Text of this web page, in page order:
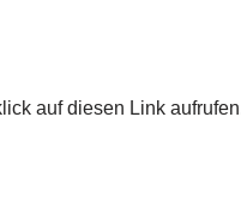
auf diesen Link